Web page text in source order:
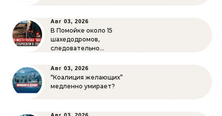
Авг 03, 2026
В Помойке около 15
шахедодромов,
следовательно…
Авг 03, 2026
“Коалиция желающих”
медленно умирает?